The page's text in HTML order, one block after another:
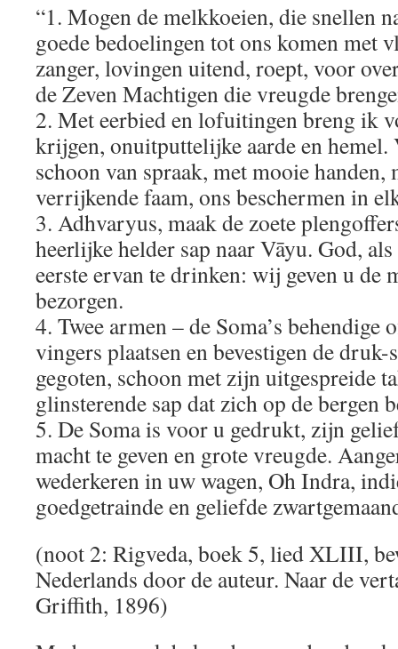
“1. Mogen de melkkoeien, die snellen
goede bedoelingen tot ons komen met
zanger, lovingen uitend, roept, voor
de Zeven Machtigen die vreugde
2. Met eerbied en lofuitingen breng ik
krijgen, onuitputtelijke aarde en hemel.
schoon van spraak, met mooie handen,
verrijkende faam, ons beschermen in
3. Adhvaryus, maak de zoete
heerlijke helder sap naar Vāyu. God,
eerste ervan te drinken: wij geven u de
bezorgen.
4. Twee armen – de Soma’s behendige
vingers plaatsen en bevestigen de
gegoten, schoon met zijn uitgespreide
glinsterende sap dat zich op de bergen
5. De Soma is voor u gedrukt, zijn
macht te geven en grote vreugde.
wederkeren in uw wagen, Oh Indra,
goedgetrainde en geliefde
(noot 2: Rigveda, boek 5, lied XLIII,
Nederlands door de auteur. Naar de
Griffith, 1896)